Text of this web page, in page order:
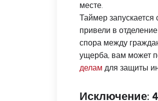
месте.
Таймер
привели в
спора между
ущерба, вам может
делам для защиты
Исключение: